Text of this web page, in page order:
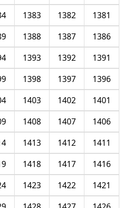
1381
1382
1383
1386
1387
1388
1391
1392
1393
1396
1397
1398
1401
1402
1403
1406
1407
1408
1411
1412
1413
1416
1417
1418
1421
1422
1423